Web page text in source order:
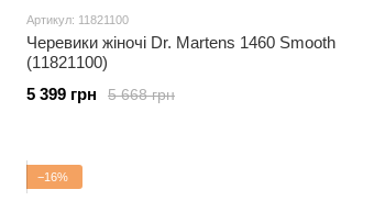
Артикул: 11821100
Черевики жіночі Dr. Martens 1460 Smooth
(11821100)
5 668 грн
5 399 грн
−16%